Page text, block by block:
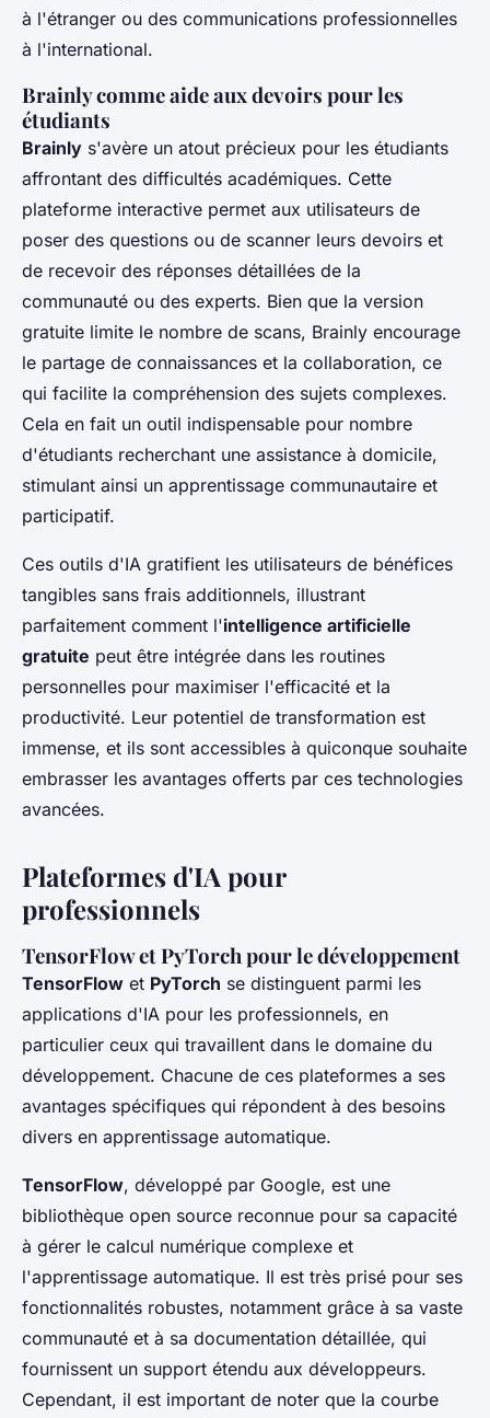
à l'étranger ou des communications professionnelles
à l'international.
Brainly comme aide aux devoirs pour les
étudiants
Brainly s'avère un atout précieux pour les étudiants
affrontant des difficultés académiques. Cette
plateforme interactive permet aux utilisateurs de
poser des questions ou de scanner leurs devoirs et
de recevoir des réponses détaillées de la
communauté ou des experts. Bien que la version
gratuite limite le nombre de scans, Brainly encourage
le partage de connaissances et la collaboration, ce
qui facilite la compréhension des sujets complexes.
Cela en fait un outil indispensable pour nombre
d'étudiants recherchant une assistance à domicile,
stimulant ainsi un apprentissage communautaire et
participatif.
Ces outils d'IA gratifient les utilisateurs de bénéfices
tangibles sans frais additionnels, illustrant
parfaitement comment l'intelligence artificielle
gratuite peut être intégrée dans les routines
personnelles pour maximiser l'efficacité et la
productivité. Leur potentiel de transformation est
immense, et ils sont accessibles à quiconque souhaite
embrasser les avantages offerts par ces technologies
avancées.
Plateformes d'IA pour
professionnels
TensorFlow et PyTorch pour le développement
TensorFlow et PyTorch se distinguent parmi les
applications d'IA pour les professionnels, en
particulier ceux qui travaillent dans le domaine du
développement. Chacune de ces plateformes a ses
avantages spécifiques qui répondent à des besoins
divers en apprentissage automatique.
TensorFlow, développé par Google, est une
bibliothèque open source reconnue pour sa capacité
à gérer le calcul numérique complexe et
l'apprentissage automatique. Il est très prisé pour ses
fonctionnalités robustes, notamment grâce à sa vaste
communauté et à sa documentation détaillée, qui
fournissent un support étendu aux développeurs.
Cependant, il est important de noter que la courbe